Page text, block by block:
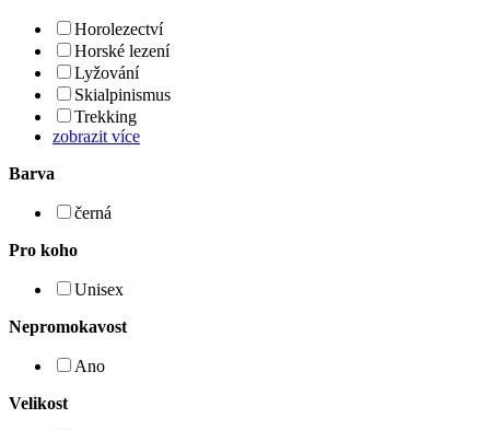
Horolezectví
Horské lezení
Lyžování
Skialpinismus
Trekking
zobrazit více
Barva
černá
Pro koho
Unisex
Nepromokavost
Ano
Velikost